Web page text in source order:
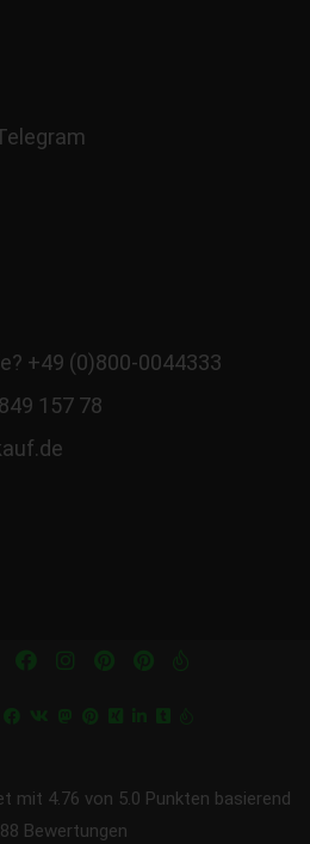
+49 (0)800-0044333
157 78
mit 4.76 von 5.0 Punkten basierend
Bewertungen